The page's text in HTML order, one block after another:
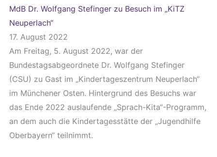
MdB Dr. Wolfgang Stefinger zu Besuch im „KiTZ
Neuperlach“
17. August 2022
Am Freitag, 5. August 2022, war der
Bundestagsabgeordnete Dr. Wolfgang Stefinger
(CSU) zu Gast im „Kindertageszentrum Neuperlach“
im Münchener Osten. Hintergrund des Besuchs war
das Ende 2022 auslaufende „Sprach-Kita“-Programm,
an dem auch die Kindertagesstätte der „Jugendhilfe
Oberbayern“ teilnimmt.